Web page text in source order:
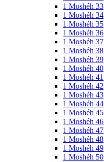
1 Moshéh 33
1 Moshéh 34
1 Moshéh 35
1 Moshéh 36
1 Moshéh 37
1 Moshéh 38
1 Moshéh 39
1 Moshéh 40
1 Moshéh 41
1 Moshéh 42
1 Moshéh 43
1 Moshéh 44
1 Moshéh 45
1 Moshéh 46
1 Moshéh 47
1 Moshéh 48
1 Moshéh 49
1 Moshéh 50